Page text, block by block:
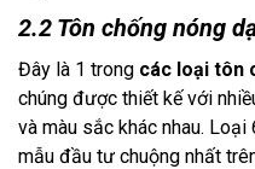
2.2 Tôn chống nóng
Đây là 1 trong các loại tôn
chúng được thiết kế với
và màu sắc khác nhau.
mẫu đầu tư chuộng nhất